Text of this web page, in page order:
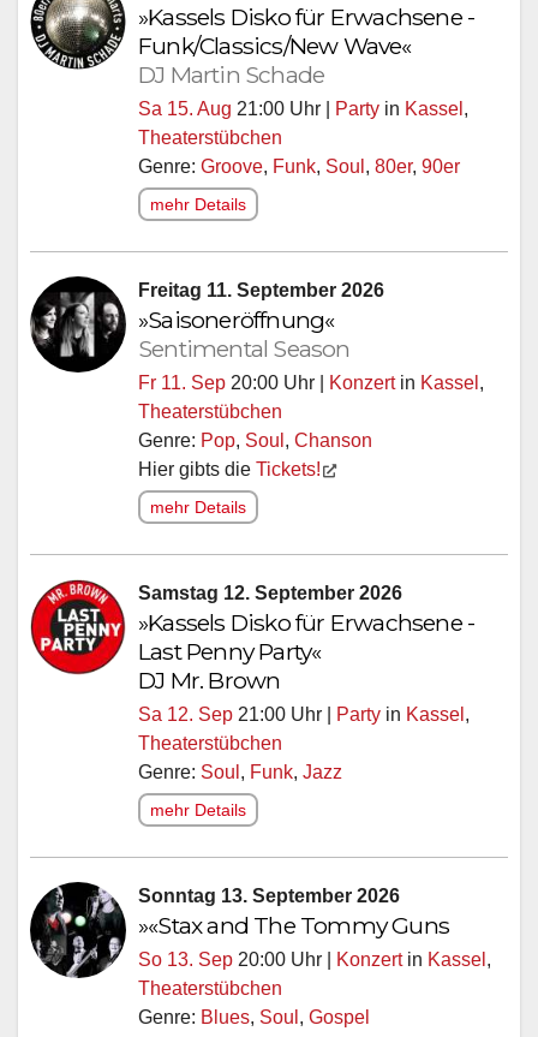
»Kassels Disko für Erwachsene -
Funk/Classics/New Wave«
DJ Martin Schade
Sa 15. Aug 21:00 Uhr | Party in Kassel ,
Theaterstübchen
Genre: Groove, Funk, Soul , 80er, 90er
mehr Details
Freitag 11. September 2026
»Saisoneröffnung«
Sentimental Season
Fr 11. Sep 20:00 Uhr | Konzertin Kassel ,
Theaterstübchen
Genre: Pop, Soul , Chanson
Hier gibts die Tickets!
mehr Details
Samstag 12. September 2026
»Kassels Disko für Erwachsene -
Last Penny Party«
DJ Mr. Brown
Sa 12. Sep 21:00 Uhr | Party in Kassel ,
Theaterstübchen
Genre: Soul , Funk, Jazz
mehr Details
Sonntag 13. September 2026
»«Stax and The Tommy Guns
So 13. Sep 20:00 Uhr | Konzertin Kassel ,
Theaterstübchen
Genre: Blues, Soul , Gospel